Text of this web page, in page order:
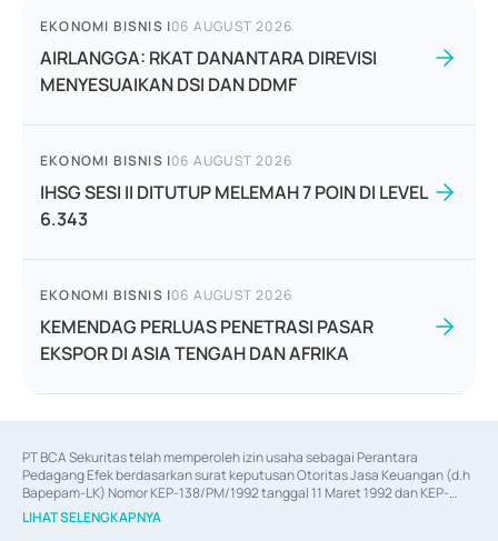
EKONOMI BISNIS |06 AUGUST 2026
AIRLANGGA: RKAT DANANTARA DIREVISI
MENYESUAIKAN DSI DAN DDMF
EKONOMI BISNIS |06 AUGUST 2026
IHSG SESI II DITUTUP MELEMAH 7 POIN DI LEVEL
6.343
EKONOMI BISNIS |06 AUGUST 2026
KEMENDAG PERLUAS PENETRASI PASAR
EKSPOR DI ASIA TENGAH DAN AFRIKA
PT BCA Sekuritas telah memperoleh izin usaha sebagai Perantara
Pedagang Efek berdasarkan surat keputusan Otoritas Jasa Keuangan (d.h
Bapepam-LK) Nomor KEP-138/PM/1992 tanggal 11 Maret 1992 dan KEP-
06/D.04/2014 tanggal 28 Februari 2014, izin usaha sebagai Penjamin Emisi
Efek berdasarkan surat keputusan Otoritas Jasa Keuangan Nomor KEP-
LIHAT SELENGKAPNYA